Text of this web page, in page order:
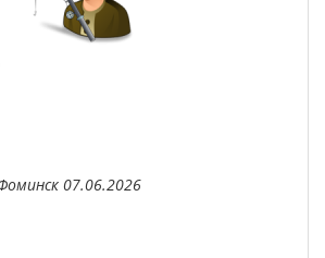
07.06.2026